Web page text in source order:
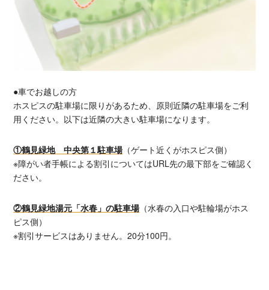
●車でお越しの方
ホスピスの駐車場に限りがあるため、原則近隣の駐車場をご利
用ください。以下は近隣の大きい駐車場になります。
①鶴見緑地 中央第１駐車場（ゲート近くがホスピス側）
※障がい者手帳による割引についてはURL先の最下部をご確認く
ださい。
②鶴見緑地湯元「水春」の駐車場（水春の入口や駐輪場がホス
ピス側）
※割引サービスはありません。20分100円。